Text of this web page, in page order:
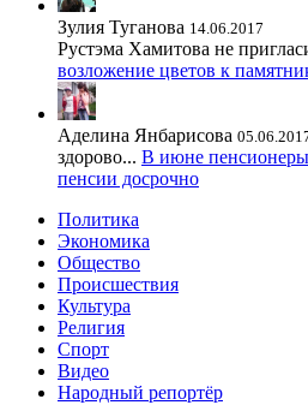
Зулия Туганова 14.06.2017
Рустэма Хамитова не
возложение цветов к
Аделина Янбарисова
здорово... В июне
пенсии досрочно
Политика
Экономика
Общество
Происшествия
Культура
Религия
Спорт
Видео
Народный репортёр